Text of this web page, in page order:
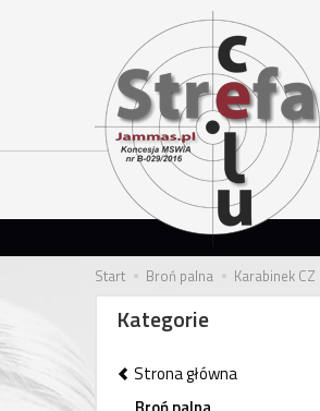
Start Broń palna Karabinek
Kategorie
Strona główna